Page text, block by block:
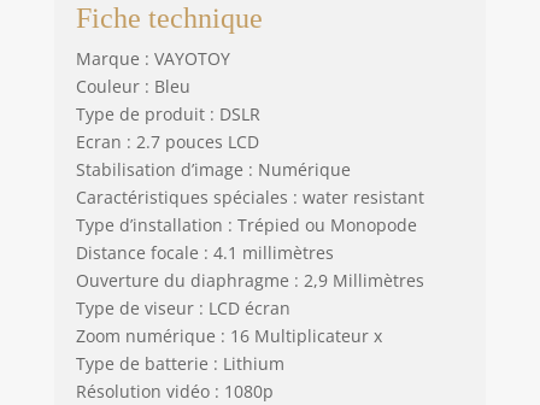
minutes de vidéo.
Avec un poids de
seulement 0,29
livre et des
dimensions de 3,9
x 2,5 x 1,2 pouces,
cette caméra sous-
marine compacte
tient facilement
Fiche technique
Marque : VAYOTOY
Couleur : Bleu
Type de produit : DSLR
Ecran : 2.7 pouces LCD
Stabilisation d’image : Numérique
Caractéristiques spéciales : water resistant
Type d’installation : Trépied ou Monopode
Distance focale : 4.1 millimètres
Ouverture du diaphragme : 2,9 Millimètres
Type de viseur : LCD écran
Zoom numérique : 16 Multiplicateur x
Type de batterie : Lithium
Résolution vidéo : 1080p